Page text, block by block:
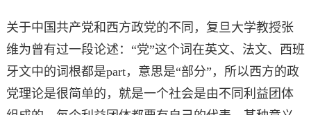
关于中国共产党和西方政党的不同，复旦大学教授张
维为曾有过一段论述：“党”这个词在英文、法文、西班
牙文中的词根都是part，意思是“部分”，所以西方的政
党理论是很简单的，就是一个社会是由不同利益团体